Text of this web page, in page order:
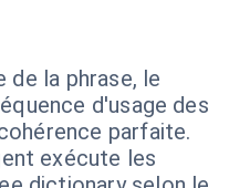
de la phrase, le
d'usage des
parfaite.
exécute les